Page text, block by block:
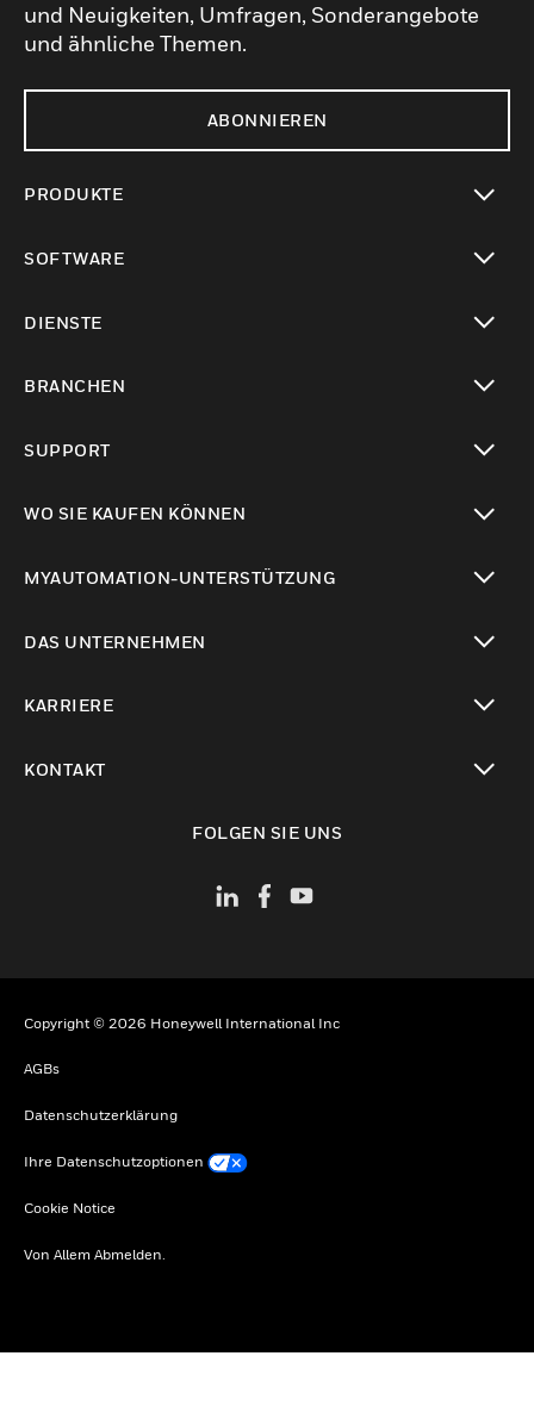
und Neuigkeiten, Umfragen, Sonderangebote
und ähnliche Themen.
ABONNIEREN
PRODUKTE
SOFTWARE
DIENSTE
BRANCHEN
SUPPORT
WO SIE KAUFEN KÖNNEN
MYAUTOMATION-UNTERSTÜTZUNG
DAS UNTERNEHMEN
KARRIERE
KONTAKT
FOLGEN SIE UNS
Copyright © 2026 Honeywell International Inc
AGBs
Datenschutzerklärung
Ihre Datenschutzoptionen
Cookie Notice
Von Allem Abmelden.